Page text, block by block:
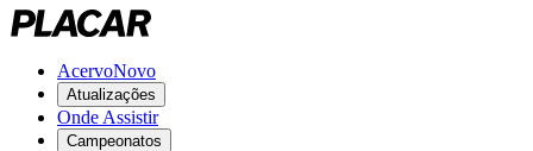
AcervoNovo
Atualizações
Onde Assistir
Campeonatos